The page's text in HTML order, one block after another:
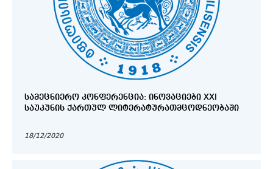
ᲡᲐᲛᲔᲪᲜᲘᲔᲠᲝ ᲙᲝᲜᲤᲔᲠᲔᲜᲪᲘᲐ: ᲘᲜᲝᲕᲐᲪᲘᲔᲑᲘ XXI
ᲡᲐᲣᲙᲣᲜᲘᲡ ᲥᲐᲠᲗᲣᲚ ᲚᲘᲢᲔᲠᲐᲢᲣᲠᲐᲗᲛᲪᲝᲓᲜᲔᲝᲑᲐᲨᲘ
18/12/2020